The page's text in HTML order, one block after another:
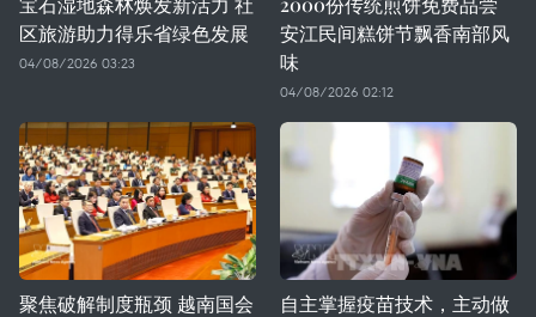
区旅游助力得乐省绿色发展
04/08/2026 03:23
安江民间糕饼节飘香南部风
味
04/08/2026 02:12
聚焦破解制度瓶颈 越南国会
自主掌握疫苗技术，主动做